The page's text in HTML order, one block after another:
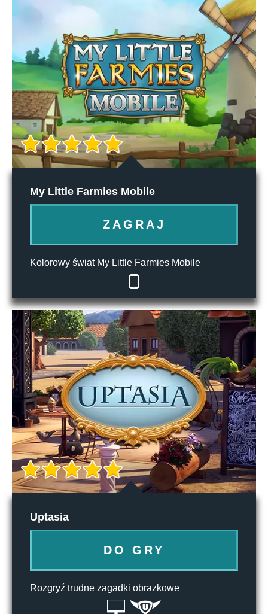
My Little Farmies Mobile
ZAGRAJ
Kolorowy świat My Little Farmies Mobile
Uptasia
DO GRY
Rozgryź trudne zagadki obrazkowe